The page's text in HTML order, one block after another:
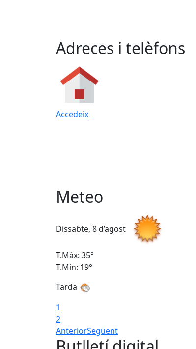
Adreces i telèfons
Accedeix
Meteo
Dissabte, 8 d’agost
T.Màx: 35°
T.Min: 19°
Tarda
1
2
AnteriorSegüent